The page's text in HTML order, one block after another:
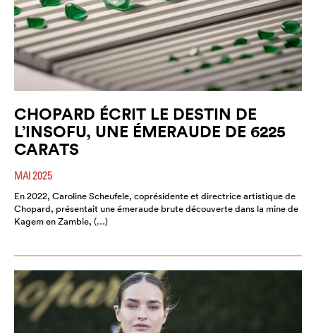
CHOPARD ÉCRIT LE DESTIN DE
L’INSOFU, UNE ÉMERAUDE DE 6225
CARATS
MAI 2025
En 2022, Caroline Scheufele, coprésidente et directrice artistique de
Chopard, présentait une émeraude brute découverte dans la mine de
Kagem en Zambie, (…)